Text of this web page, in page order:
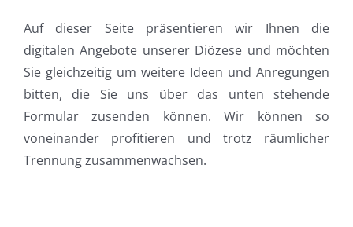
Auf dieser Seite präsentieren wir Ihnen die
digitalen Angebote unserer Diözese und möchten
Sie gleichzeitig um weitere Ideen und Anregungen
bitten, die Sie uns über das unten stehende
Formular zusenden können. Wir können so
voneinander profitieren und trotz räumlicher
Trennung zusammenwachsen.